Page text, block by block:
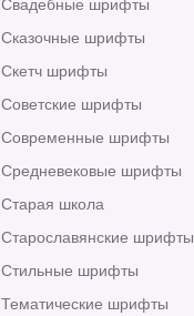
Сказочные шрифты
Скетч шрифты
Советские шрифты
Современные шрифты
Средневековые шрифты
Старая школа
Старославянские шрифты
Стильные шрифты
Тематические шрифты